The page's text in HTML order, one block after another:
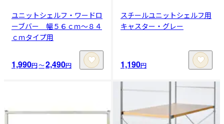
ユニットシェルフ・ワードロ
ーブバー 幅５６ｃｍ～８４
ｃｍタイプ用
1,990円〜2,490円
スチールユニットシェルフ用
キャスター・グレー
1,190円